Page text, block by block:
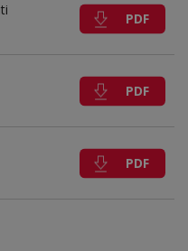
PDF
PDF
PDF